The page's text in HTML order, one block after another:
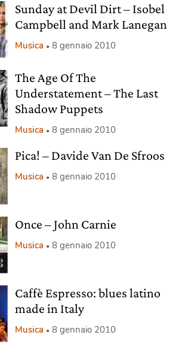
Sunday at Devil Dirt – Isobel
Campbell and Mark Lanegan
Musica 8 gennaio 2010
The Age Of The
Understatement – The Last
Shadow Puppets
Musica 8 gennaio 2010
Pica! – Davide Van De Sfroos
Musica 8 gennaio 2010
Once – John Carnie
Musica 8 gennaio 2010
Caffè Espresso: blues latino
made in Italy
Musica 8 gennaio 2010